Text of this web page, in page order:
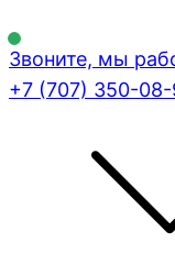
Звоните, мы
+7 (707) 350-08-